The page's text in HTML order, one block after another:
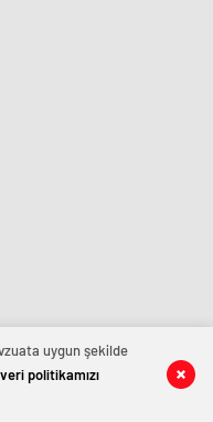
uygun şekilde
veri politikamızı